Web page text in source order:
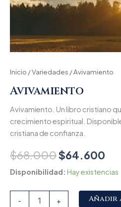
Inicio /Variedades / Avivamiento
Avivamiento
Avivamiento. Un libro cristiano
crecimiento espiritual.
cristiana de confianza.
$68.000$64.600
Disponibilidad: Hay existencias
- +